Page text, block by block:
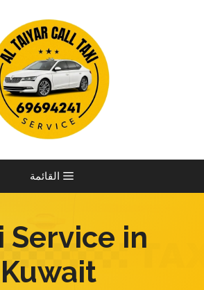
القائمة
Service in
Kuwait